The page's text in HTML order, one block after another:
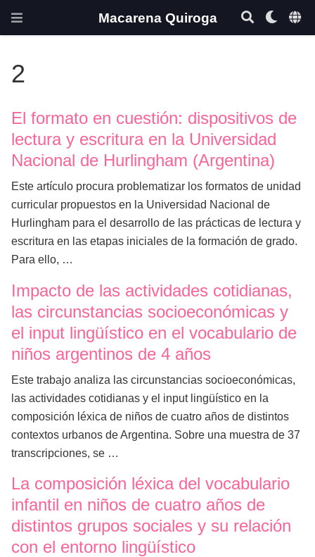
Macarena Quiroga
2
El formato en cuestión: dispositivos de
lectura y escritura en la Universidad
Nacional de Hurlingham (Argentina)
Este artículo procura problematizar los formatos de unidad
curricular propuestos en la Universidad Nacional de
Hurlingham para el desarrollo de las prácticas de lectura y
escritura en las etapas iniciales de la formación de grado.
Para ello, …
Impacto de las actividades cotidianas,
las circunstancias socioeconómicas y
el input lingüístico en el vocabulario de
niños argentinos de 4 años
Este trabajo analiza las circunstancias socioeconómicas,
las actividades cotidianas y el input lingüístico en la
composición léxica de niños de cuatro años de distintos
contextos urbanos de Argentina. Sobre una muestra de 37
transcripciones, se …
La composición léxica del vocabulario
infantil en niños de cuatro años de
distintos grupos sociales y su relación
con el entorno lingüístico